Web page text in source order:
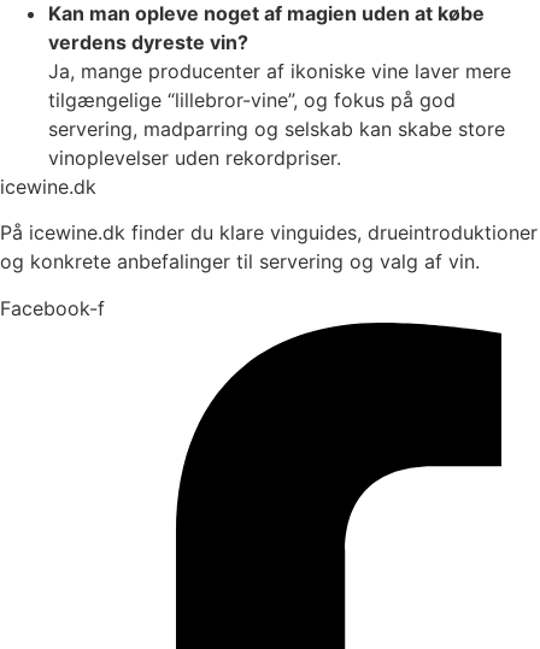
Kan man opleve noget af magien uden at købe
verdens dyreste vin?
Ja, mange producenter af ikoniske vine laver mere
tilgængelige “lillebror-vine”, og fokus på god
servering, madparring og selskab kan skabe store
vinoplevelser uden rekordpriser.
icewine.dk
På icewine.dk finder du klare vinguides, drueintroduktioner
og konkrete anbefalinger til servering og valg af vin.
Facebook-f